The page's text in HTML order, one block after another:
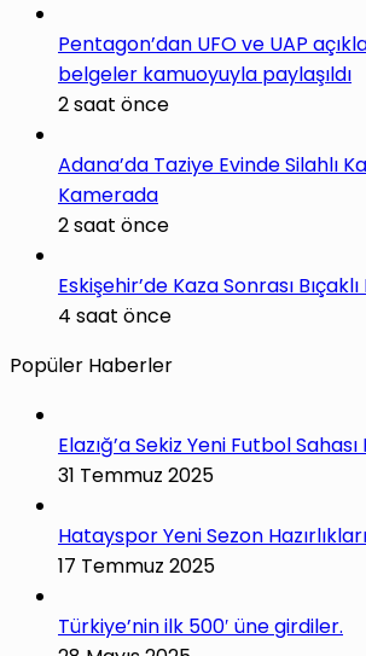
Pentagon’dan UFO ve UAP
belgeler kamuoyuyla paylaşıldı
2 saat önce
Adana’da Taziye Evinde Silahlı
Kamerada
2 saat önce
Eskişehir’de Kaza Sonrası
4 saat önce
Popüler Haberler
Elazığ’a Sekiz Yeni Futbol Sahası
31 Temmuz 2025
Hatayspor Yeni Sezon
17 Temmuz 2025
Türkiye’nin ilk 500′ üne girdiler.